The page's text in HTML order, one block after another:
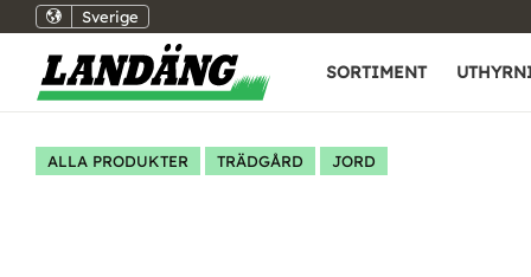
Sverige
SORTIMENT
ALLA PRODUKTER TRÄDGÅRD JORD